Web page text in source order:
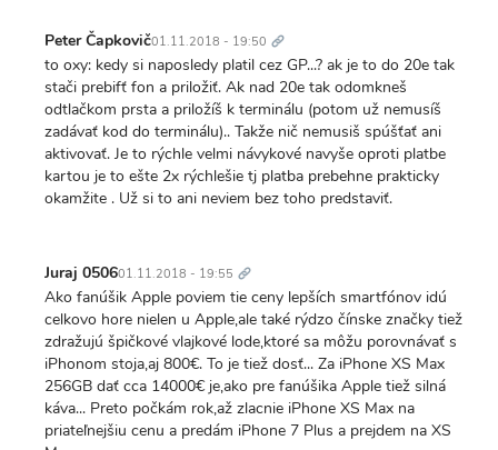
Peter Čapkovič01.11.2018 - 19:50 odkaz
to oxy: kedy si naposledy platil cez GP...? ak je to do 20e tak
stači prebifť fon a priložiť. Ak nad 20e tak odomkneš
odtlačkom prsta a priložíš k terminálu (potom už nemusíš
zadávať kod do terminálu).. Takže nič nemusiš spúšťať ani
aktivovať. Je to rýchle velmi návykové navyše oproti platbe
kartou je to ešte 2x rýchlešie tj platba prebehne prakticky
okamžite . Už si to ani neviem bez toho predstaviť.
Juraj 050601.11.2018 - 19:55 odkaz
Ako fanúšik Apple poviem tie ceny lepších smartfónov idú
celkovo hore nielen u Apple,ale také rýdzo čínske značky tiež
zdražujú špičkové vlajkové lode,ktoré sa môžu porovnávať s
iPhonom stoja,aj 800€. To je tiež dosť... Za iPhone XS Max
256GB dať cca 14000€ je,ako pre fanúšika Apple tiež silná
káva... Preto počkám rok,až zlacnie iPhone XS Max na
priateľnejšiu cenu a predám iPhone 7 Plus a prejdem na XS